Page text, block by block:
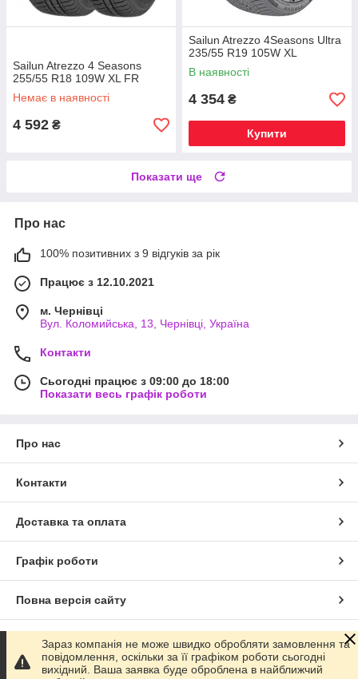
Sailun Atrezzo 4 Seasons
255/55 R18 109W XL FR
Немає в наявності
4 592 ₴
Sailun Atrezzo 4Seasons Ultra
235/55 R19 105W XL
В наявності
4 354 ₴
Купити
Показати ще
Про нас
100% позитивних з 9 відгуків за рік
Працює з 12.10.2021
м. Чернівці
Вул. Коломийська, 13, Чернівці, Україна
Контакти
Сьогодні працює з 09:00 до 18:00
Показати весь графік роботи
Про нас
Контакти
Доставка та оплата
Графік роботи
Повна версія сайту
Сайт створено на маркетплейсіProm.ua
Зараз компанія не може швидко обробляти замовлення та
повідомлення, оскільки за її графіком роботи сьогодні
вихідний. Ваша заявка буде оброблена в найближчий